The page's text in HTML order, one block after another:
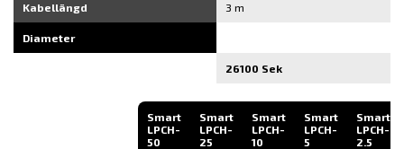
Kabellängd 3 m
Diameter
26100 Sek
Smart
LPCH-
50
Smart
LPCH-
25
Smart
LPCH-
10
Smart
LPCH-
5
Smart
LPCH-
2.5